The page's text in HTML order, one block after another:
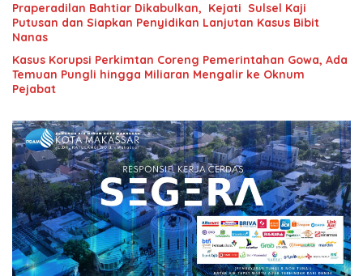
Praperadilan Bahtiar Dikabulkan, Kejati Sulsel Kaji
Putusan dan Siapkan Penyidikan Lanjutan Kasus Bibit
Nanas
Kasus Korupsi Perkimtan Coreng Pemerintahan Gowa, Ada
Temuan Pungli hingga Miliaran Mengalir ke Oknum
Pejabat